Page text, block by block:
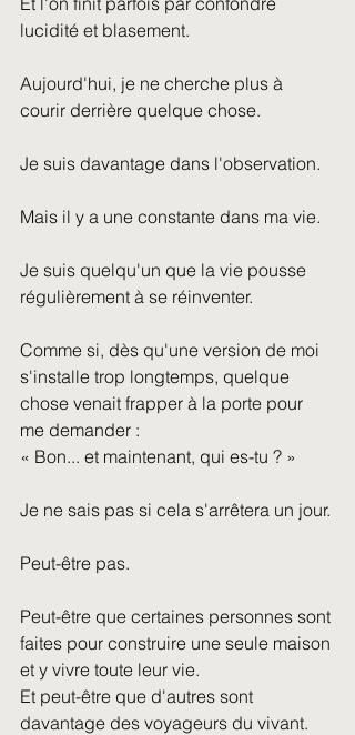
lucidité et blasement.
Aujourd'hui, je ne cherche plus à
courir derrière quelque chose.
Je suis davantage dans l'observation.
Mais il y a une constante dans ma vie.
Je suis quelqu'un que la vie pousse
régulièrement à se réinventer.
Comme si, dès qu'une version de moi
s'installe trop longtemps, quelque
chose venait frapper à la porte pour
me demander :
« Bon... et maintenant, qui es-tu ? »
Je ne sais pas si cela s'arrêtera un jour.
Peut-être pas.
Peut-être que certaines personnes sont
faites pour construire une seule maison
et y vivre toute leur vie.
Et peut-être que d'autres sont
davantage des voyageurs du vivant.